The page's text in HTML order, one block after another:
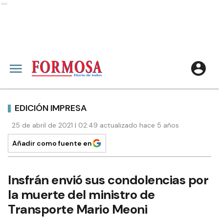
Ads
EDICIÓN IMPRESA
25 de abril de 2021 | 02:49 actualizado hace 5 años
Añadir como fuente en
Insfrán envió sus condolencias por
la muerte del ministro de
Transporte Mario Meoni